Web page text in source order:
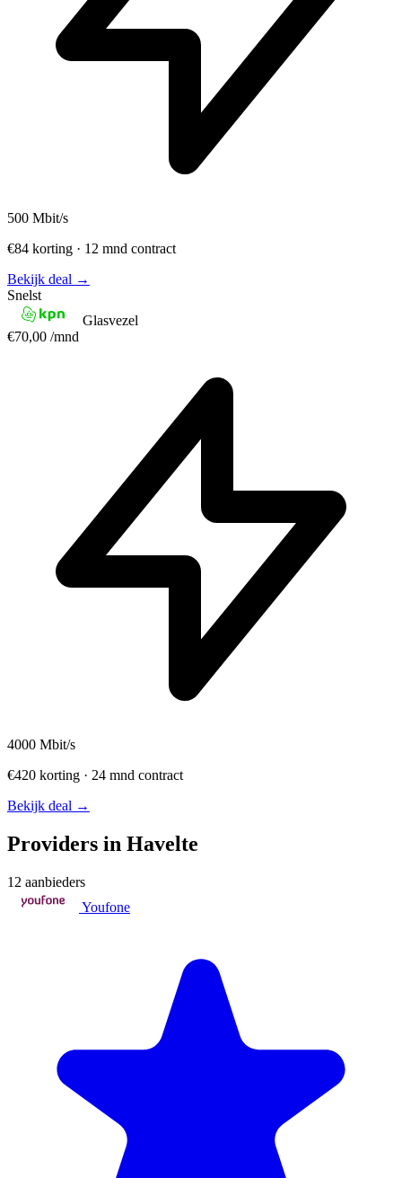
500 Mbit/s
€84 korting · 12 mnd contract
Bekijk deal →
Snelst
Glasvezel
€70,00 /mnd
4000 Mbit/s
€420 korting · 24 mnd contract
Bekijk deal →
Providers in Havelte
12 aanbieders
Youfone